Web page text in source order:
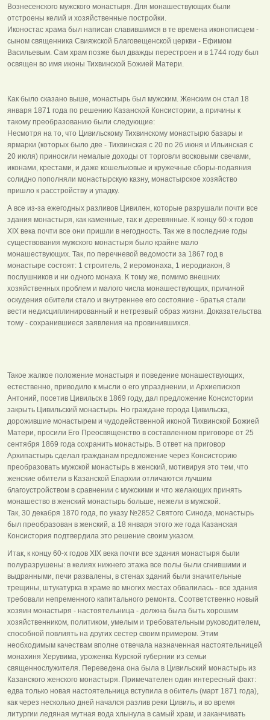
Вознесенского мужского монастыря. Для монашествующих были
отстроены келий и хозяйственные постройки.
Иконостас храма был написан славившимся в те времена иконописцем -
сыном священника Свияжской Благовещенской церкви - Ефимом
Васильевым. Сам храм позже был дважды перестроен и в 1744 году был
освящен во имя иконы Тихвинской Божией Матери.
Как было сказано выше, монастырь был мужским. Женским он стал 18
января 1871 года по решению Казанской Консистории, а причины к
такому преобразованию были следующие:
Несмотря на то, что Цивильскому Тихвинскому монастырю базары и
ярмарки (которых было две - Тихвинская с 20 по 26 июня и Ильинская с
20 июля) приносили немалые доходы от торговли восковыми свечами,
иконами, крестами, и даже кошельковые и кружечные сборы-подаяния
солидно пополняли монастырскую казну, монастырское хозяйство
пришло к расстройству и упадку.
А все из-за ежегодных разливов Цивилен, которые разрушали почти все
здания монастыря, как каменные, так и деревянные. К концу 60-х годов
XIX века почти все они пришли в негодность. Так же в последние годы
существования мужского монастыря было крайне мало
монашествующих. Так, по перечневой ведомости за 1867 год в
монастыре состоят: 1 строитель, 2 иеромонаха, 1 иеродиакон, 8
послушников и ни одного монаха. К тому же, помимо внешних
хозяйственных проблем и малого числа монашествующих, причиной
оскудения обители стало и внутреннее его состояние - братья стали
вести недисциплинированный и нетрезвый образ жизни. Доказательства
тому - сохранившиеся заявления на провинившихся.
Такое жалкое положение монастыря и поведение монашествующих,
естественно, приводило к мысли о его упразднении, и Архиепископ
Антоний, посетив Цивильск в 1869 году, дал предложение Консистории
закрыть Цивильский монастырь. Но граждане города Цивильска,
дорожившие монастырем и чудодейственной иконой Тихвинской Божией
Матери, просили Его Преосвященство в составленном приговоре от 25
сентября 1869 года сохранить монастырь. В ответ на приговор
Архипастырь сделал гражданам предложение через Консисторию
преобразовать мужской монастырь в женский, мотивируя это тем, что
женские обители в Казанской Епархии отличаются лучшим
благоустройством в сравнении с мужскими и что желающих принять
монашество в женский монастырь больше, нежели в мужской.
Так, 30 декабря 1870 года, по указу №2852 Святого Синода, монастырь
был преобразован в женский, а 18 января этого же года Казанская
Консистория подтвердила это решение своим указом.
Итак, к концу 60-х годов XIX века почти все здания монастыря были
полуразрушены: в келиях нижнего этажа все полы были сгнившими и
выдранными, печи развалены, в стенах зданий были значительные
трещины, штукатурка в храме во многих местах обвалилась - все здания
требовали непременного капитального ремонта. Соответственно новый
хозяин монастыря - настоятельница - должна была быть хорошим
хозяйственником, политиком, умелым и требовательным руководителем,
способной повлиять на других сестер своим примером. Этим
необходимым качествам вполне отвечала назначенная настоятельницей
монахиня Херувима, уроженка Курской губернии из семьи
священнослужителя. Переведена она была в Цивильский монастырь из
Казанского женского монастыря. Примечателен один интересный факт:
едва только новая настоятельница вступила в обитель (март 1871 года),
как через несколько дней начался разлив реки Цивиль, и во время
литургии ледяная мутная вода хлынула в самый храм, и заканчивать